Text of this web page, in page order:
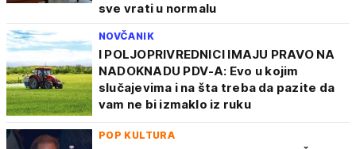
sve vrati u normalu
NOVČANIK
I POLJOPRIVREDNICI IMAJU PRAVO NA
NADOKNADU PDV-A: Evo u kojim
slučajevima i na šta treba da pazite da
vam ne bi izmaklo iz ruku
POP KULTURA